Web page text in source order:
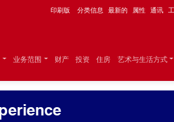
印刷版 分类信息 最新的 属性 通讯
业务范围 财产 投资 住房 艺术与生活方式